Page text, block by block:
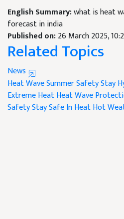
English Summary:what is heat
forecast in india
Published on:26 March 2025,
Related Topics
News
Heat WaveSummer SafetyStay
Extreme HeatHeat Wave
SafetyStay Safe In HeatHot